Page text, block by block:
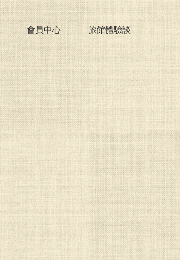
會員中心 旅館體驗談